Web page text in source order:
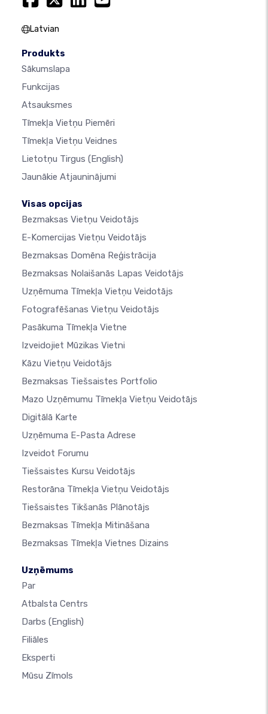
Latvian
Produkts
Sākumslapa
Funkcijas
Atsauksmes
Tīmekļa Vietņu Piemēri
Tīmekļa Vietņu Veidnes
Lietotņu Tirgus (English)
Jaunākie Atjauninājumi
Visas opcijas
Bezmaksas Vietņu Veidotājs
E-Komercijas Vietņu Veidotājs
Bezmaksas Domēna Reģistrācija
Bezmaksas Nolaišanās Lapas Veidotājs
Uzņēmuma Tīmekļa Vietņu Veidotājs
Fotografēšanas Vietņu Veidotājs
Pasākuma Tīmekļa Vietne
Izveidojiet Mūzikas Vietni
Kāzu Vietņu Veidotājs
Bezmaksas Tiešsaistes Portfolio
Mazo Uzņēmumu Tīmekļa Vietņu Veidotājs
Digitālā Karte
Uzņēmuma E-Pasta Adrese
Izveidot Forumu
Tiešsaistes Kursu Veidotājs
Restorāna Tīmekļa Vietņu Veidotājs
Tiešsaistes Tikšanās Plānotājs
Bezmaksas Tīmekļa Mitināšana
Bezmaksas Tīmekļa Vietnes Dizains
Uzņēmums
Par
Atbalsta Centrs
Darbs (English)
Filiāles
Eksperti
Mūsu Zīmols